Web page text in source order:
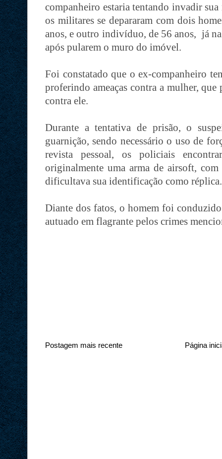
companheiro estaria tentando invadir
os militares se depararam com dois
anos, e outro indivíduo, de 56 anos, já
após pularem o muro do imóvel.
Foi constatado que o ex-companheiro
proferindo ameaças contra a mulher,
contra ele.
Durante a tentativa de prisão, o
guarnição, sendo necessário o uso de
revista pessoal, os policiais
originalmente uma arma de airsoft,
dificultava sua identificação como réplica.
Diante dos fatos, o homem foi
autuado em flagrante pelos crimes
Postagem mais recente Página